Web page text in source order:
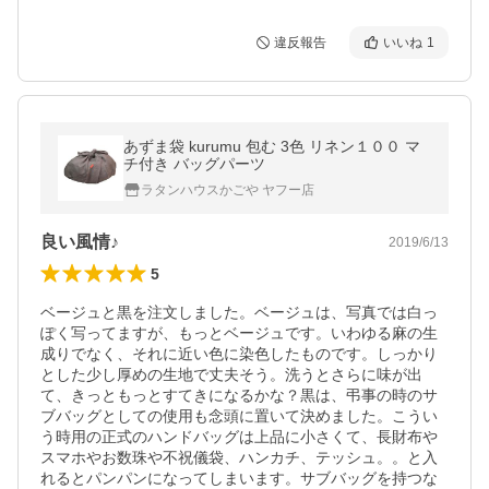
違反報告 いいね 1
あずま袋 kurumu 包む 3色 リネン１００ マ
チ付き バッグパーツ
ラタンハウスかごや ヤフー店
良い風情♪ 2019/6/13
5
ベージュと黒を注文しました。ベージュは、写真では白っ
ぽく写ってますが、もっとベージュです。いわゆる麻の生
成りでなく、それに近い色に染色したものです。しっかり
とした少し厚めの生地で丈夫そう。洗うとさらに味が出
て、きっともっとすてきになるかな？黒は、弔事の時のサ
ブバッグとしての使用も念頭に置いて決めました。こうい
う時用の正式のハンドバッグは上品に小さくて、長財布や
スマホやお数珠や不祝儀袋、ハンカチ、テッシュ。。と入
れるとパンパンになってしまいます。サブバッグを持つな